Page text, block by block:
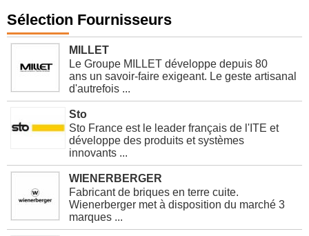
Sélection Fournisseurs
MILLET
Le Groupe MILLET développe depuis 80
ans un savoir-faire exigeant. Le geste artisanal
d'autrefois ...
Sto
Sto France est le leader français de l'ITE et
développe des produits et systèmes
innovants ...
WIENERBERGER
Fabricant de briques en terre cuite.
Wienerberger met à disposition du marché 3
marques ...